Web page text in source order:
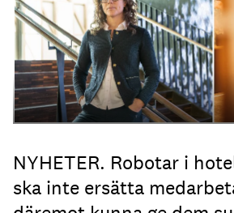
NYHETER. Robotar i
ska inte ersätta